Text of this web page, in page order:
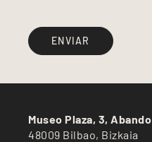
ENVIAR
Museo Plaza, 3, Abando
48009 Bilbao, Bizkaia